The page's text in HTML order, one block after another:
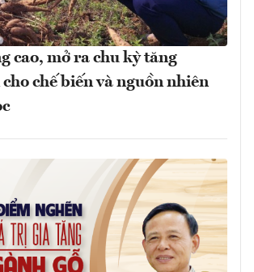
cao, mở ra chu kỳ tăng
chế biến và nguồn nhiên